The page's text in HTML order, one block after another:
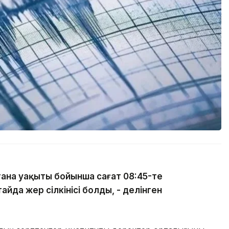
уақыты бойынша сағат 08:45-те
жер сілкінісі болды, - делінген